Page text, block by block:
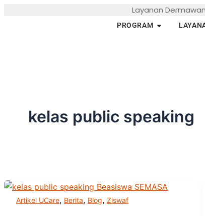
Layanan Dermawan
PROGRAM Open
kelas public speaking
Artikel UCare, Berita, Blog, Ziswaf